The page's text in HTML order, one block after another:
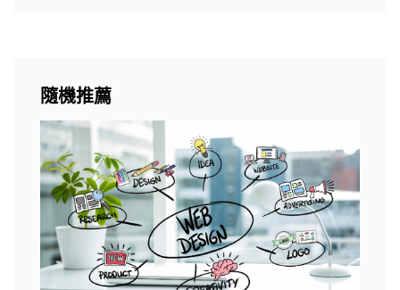
隨機推薦